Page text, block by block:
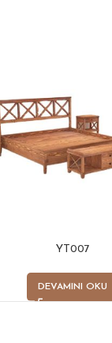
YT007
DEVAMINI OKU